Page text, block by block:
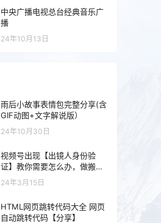
中央广播电视总台经典音乐广
播
24年10月13日
雨后小故事表情包完整分享(含
GIF动图+文字解说版）
24年10月30日
视频号出现【出镜人身份验
证】教你需要怎么办，做搬运
以及混剪的可以看一下
24年3月15日
HTML网页跳转代码大全 网页
自动跳转代码【分享】